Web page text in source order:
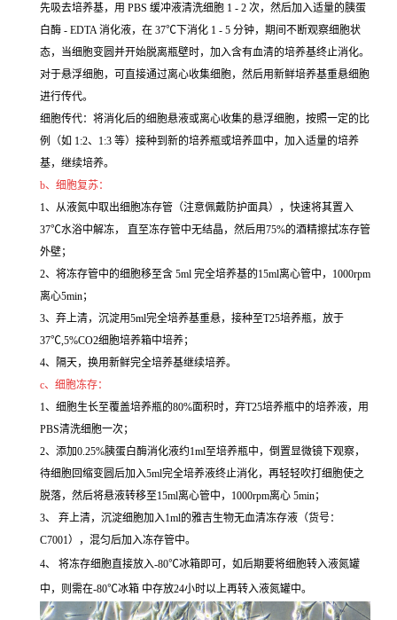
先吸去培养基，用 PBS 缓冲液清洗细胞 1 - 2 次，然后加入适量的胰蛋
白酶 - EDTA 消化液，在 37℃下消化 1 - 5 分钟，期间不断观察细胞状
态，当细胞变圆并开始脱离瓶壁时，加入含有血清的培养基终止消化。
对于悬浮细胞，可直接通过离心收集细胞，然后用新鲜培养基重悬细胞
进行传代。
细胞传代：将消化后的细胞悬液或离心收集的悬浮细胞，按照一定的比
例（如 1:2、1:3 等）接种到新的培养瓶或培养皿中，加入适量的培养
基，继续培养。
b、细胞复苏：
1、从液氮中取出细胞冻存管（注意佩戴防护面具），快速将其置入
37℃水浴中解冻， 直至冻存管中无结晶，然后用75%的酒精擦拭冻存管
外壁；
2、将冻存管中的细胞移至含 5ml 完全培养基的15ml离心管中，1000rpm
离心5min；
3、弃上清，沉淀用5ml完全培养基重悬，接种至T25培养瓶，放于
37℃,5%CO2细胞培养箱中培养；
4、隔天，换用新鲜完全培养基继续培养。
c、细胞冻存：
1、细胞生长至覆盖培养瓶的80%面积时，弃T25培养瓶中的培养液，用
PBS清洗细胞一次；
2、添加0.25%胰蛋白酶消化液约1ml至培养瓶中，倒置显微镜下观察，
待细胞回缩变圆后加入5ml完全培养液终止消化，再轻轻吹打细胞使之
脱落，然后将悬液转移至15ml离心管中，1000rpm离心 5min；
3、 弃上清，沉淀细胞加入1ml的雅吉生物无血清冻存液（货号：
C7001），混匀后加入冻存管中。
4、 将冻存细胞直接放入-80℃冰箱即可，如后期要将细胞转入液氮罐
中，则需在-80℃冰箱 中存放24小时以上再转入液氮罐中。